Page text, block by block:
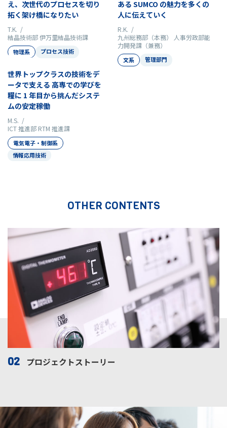
え、次世代のプロセスを切り
拓く架け橋になりたい
T.K. /
結晶技術部 伊万里結晶技術課
物理系 プロセス技術
ある SUMCO の魅力を多くの
人に伝えていく
R.K. /
九州総務部（本務） 人事労政部能
力開発課（兼務）
文系 管理部門
世界トップクラスの技術をデ
ータで支える 高専での学びを
糧に 1 年目から挑んだシステ
ムの安定稼働
M.S. /
ICT 推進部 RTM 推進課
電気電子・制御系
情報応用技術
OTHER CONTENTS
02 プロジェクトストーリー